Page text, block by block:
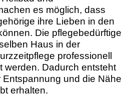
es möglich, dass
ihre Lieben in den
Die pflegebedürftige
Haus in der
professionell
werden. Dadurch entsteht
und die Nähe
erhalten.